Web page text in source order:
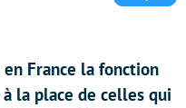
France la fonction
la place de celles qui